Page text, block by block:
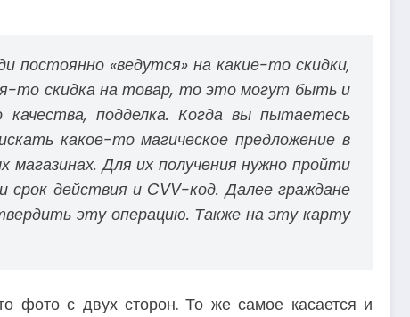
постоянно «ведутся» на какие-то скидки,
то скидка на товар, то это могут быть и
подделка. Когда вы пытаетесь
какое-то магическое предложение в
Для их получения нужно пройти
действия и CVV-код. Далее граждане
эту операцию. Также на эту карту
фото с двух сторон. То же самое касается и